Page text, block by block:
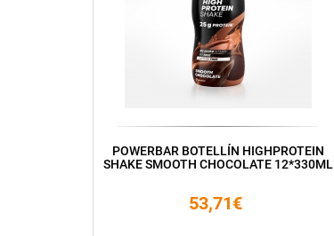
POWERBAR BOTELLÍN HIGHPROTEIN
SHAKE SMOOTH CHOCOLATE 12*330ML
53,71€